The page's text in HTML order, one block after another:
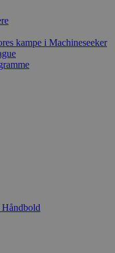
kampe i Machineseeker